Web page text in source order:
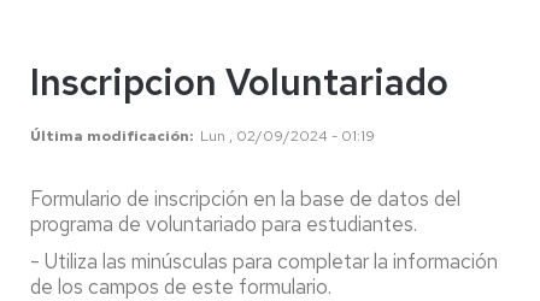
Inscripcion Voluntariado
Última modificación Lun , 02/09/2024 - 01:19
Formulario de inscripción en la base de datos del
programa de voluntariado para estudiantes.
- Utiliza las minúsculas para completar la información
de los campos de este formulario.